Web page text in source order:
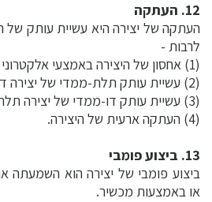
12. העתקה
העתקה של יצירה היא עשיית עותק של
לרבות -
(1) אחסון של היצירה באמצעי אלקטרוני או באמצעי טכנולוגי אחר;
(2) עשיית עותק תלת-ממדי של יצירה דו-ממדית;
(3) עשיית עותק דו-ממדי של יצירה תלת-ממדית;
(4) העתקה ארעית של היצירה.
13. ביצוע פומבי
ביצוע פומבי של יצירה הוא השמעתה
או באמצעות מכשיר.